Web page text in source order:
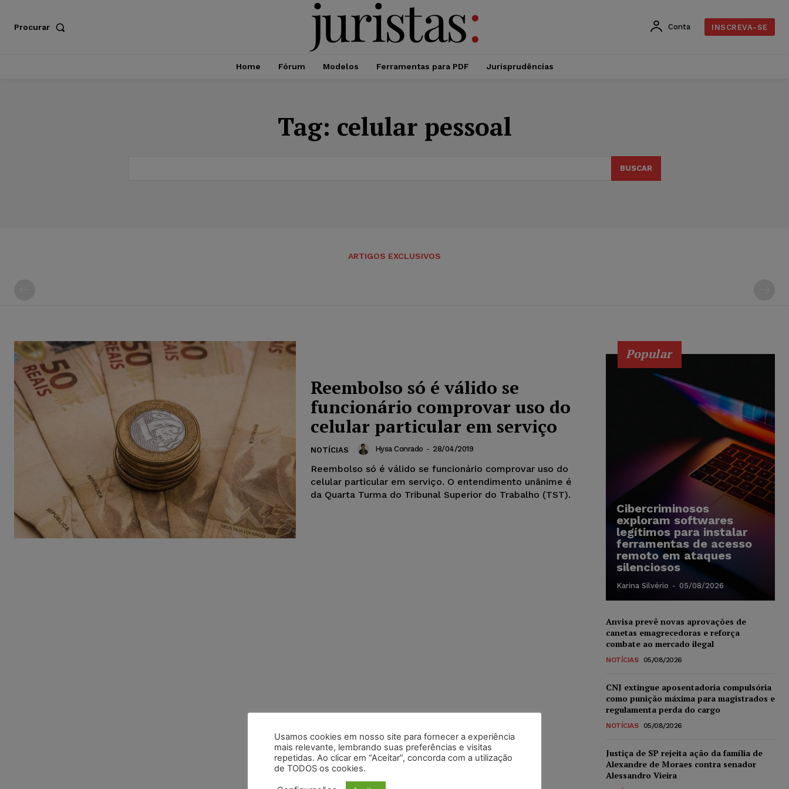
Procurar Conta INSCREVA-SE
Home Fórum Modelos Ferramentas para PDF Jurisprudências
Tag: celular pessoal
BUSCAR
ARTIGOS EXCLUSIVOS
Reembolso só é válido se
funcionário comprovar uso do
celular particular em serviço
NOTÍCIAS Hysa Conrado - 28/04/2019
Reembolso só é válido se funcionário comprovar uso do
celular particular em serviço. O entendimento unânime é
da Quarta Turma do Tribunal Superior do Trabalho (TST).
Popular
Cibercriminosos
exploram softwares
legítimos para instalar
ferramentas de acesso
remoto em ataques
silenciosos
Karina Silvério - 05/08/2026
Anvisa prevê novas aprovações de
canetas emagrecedoras e reforça
combate ao mercado ilegal
NOTÍCIAS 05/08/2026
CNJ extingue aposentadoria compulsória
como punição máxima para magistrados e
regulamenta perda do cargo
NOTÍCIAS 05/08/2026
Justiça de SP rejeita ação da família de
Alexandre de Moraes contra senador
Alessandro Vieira
Usamos cookies em nosso site para fornecer a experiência
mais relevante, lembrando suas preferências e visitas
repetidas. Ao clicar em “Aceitar”, concorda com a utilização
de TODOS os cookies.